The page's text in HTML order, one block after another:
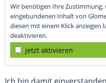
Wir benötigen Ihre
eingebundenen Inhalt von
diesen mit einem Klick anzeigen
deaktivieren.
jetzt aktivieren